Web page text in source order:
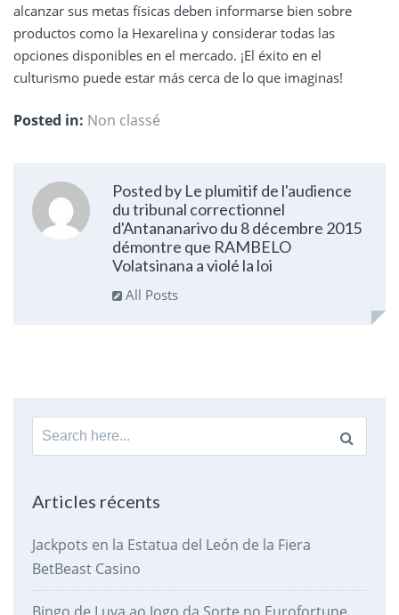
alcanzar sus metas físicas deben informarse bien sobre
productos como la Hexarelina y considerar todas las
opciones disponibles en el mercado. ¡El éxito en el
culturismo puede estar más cerca de lo que imaginas!
Posted in: Non classé
Posted by Le plumitif de l'audience
du tribunal correctionnel
d'Antananarivo du 8 décembre 2015
démontre que RAMBELO
Volatsinana a violé la loi
All Posts
Search
for:
Articles récents
Jackpots en la Estatua del León de la Fiera
BetBeast Casino